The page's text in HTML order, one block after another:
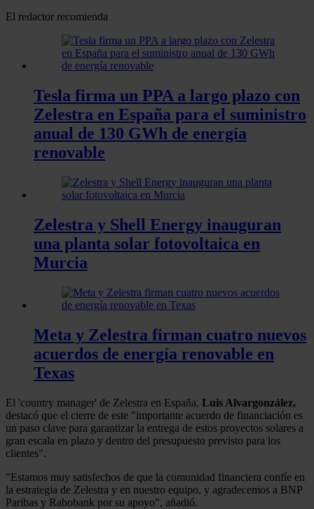
El redactor recomienda
Tesla firma un PPA a largo plazo con
Zelestra en España para el suministro
anual de 130 GWh de energía
renovable
Zelestra y Shell Energy inauguran
una planta solar fotovoltaica en
Murcia
Meta y Zelestra firman cuatro nuevos
acuerdos de energía renovable en
Texas
El 'country manager' de Zelestra en España, Luis Alvargonzález,
destacó que el cierre de este "importante acuerdo de financiación es
un paso clave para garantizar la entrega de estos proyectos solares a
gran escala en plazo y dentro del presupuesto previsto para los
clientes".
"Estamos muy satisfechos de que la comunidad financiera confíe en
la estrategia de Zelestra y en nuestro equipo, y agradecemos a BNP
Paribas y Rabobank por su apoyo", añadió.